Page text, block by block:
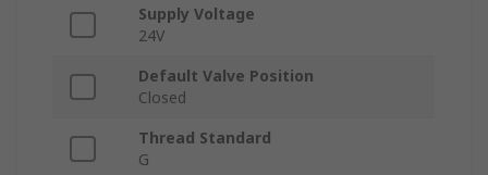
Supply Voltage
24V
Default Valve Position
Closed
Thread Standard
G